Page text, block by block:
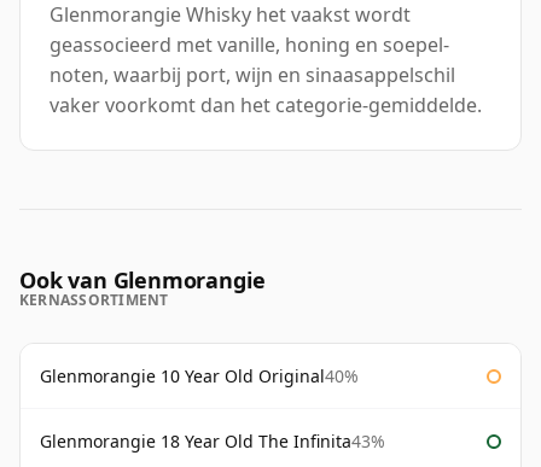
Glenmorangie Whisky het vaakst wordt
geassocieerd met vanille, honing en soepel-
noten, waarbij port, wijn en sinaasappelschil
vaker voorkomt dan het categorie-gemiddelde.
Ook van Glenmorangie
KERNASSORTIMENT
Glenmorangie 10 Year Old Original40%
Glenmorangie 18 Year Old The Infinita43%